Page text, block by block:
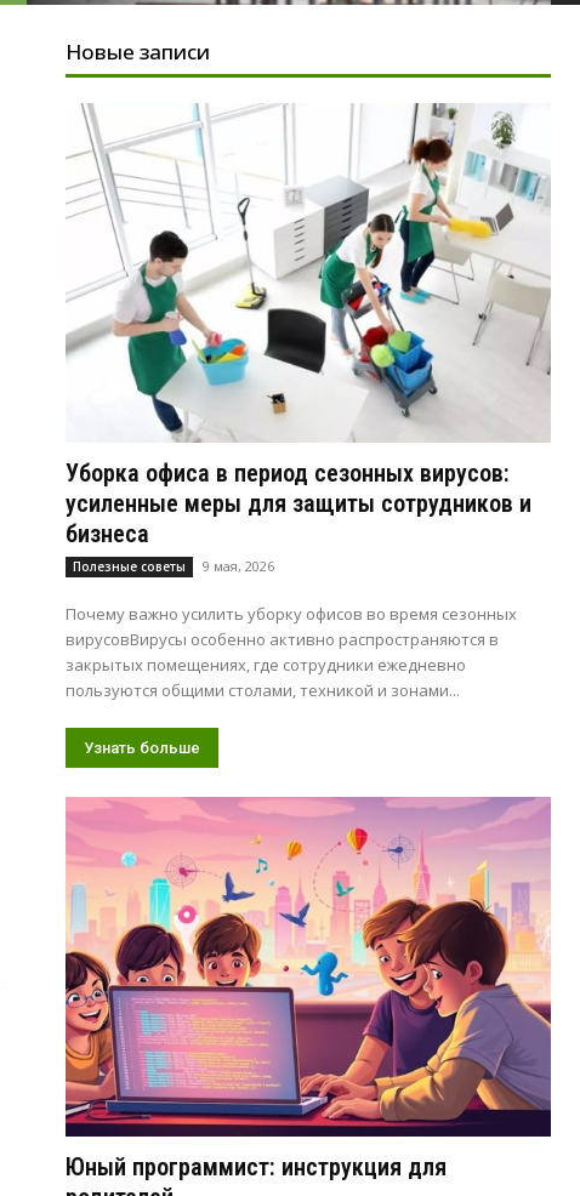
Новые записи
Уборка офиса в период сезонных вирусов:
усиленные меры для защиты сотрудников и
бизнеса
Полезные советы 9 мая, 2026
Почему важно усилить уборку офисов во время сезонных
вирусовВирусы особенно активно распространяются в
закрытых помещениях, где сотрудники ежедневно
пользуются общими столами, техникой и зонами...
Узнать больше
Юный программист: инструкция для